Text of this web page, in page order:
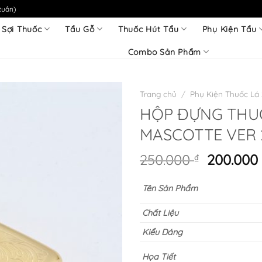
Thuốc Tẩu Gỗ Thuốc Hút Tẩu Phụ Kiện Tẩu
Combo Sản Phẩm
Trang chủ / Phụ Kiện Thuốc Lá
HỘP ĐỰNG
MASCOTTE VER
250.000₫
Giá
200.000
Tên Sản Phẩm
Chất Liệu
Kiểu Dáng
Họa Tiết